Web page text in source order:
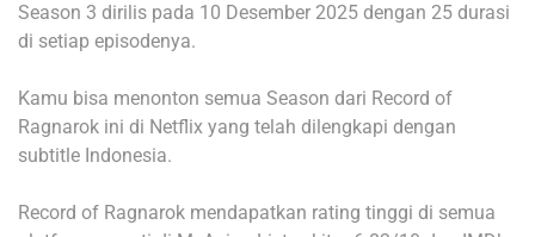
Season 3 dirilis pada 10 Desember 2025 dengan 25 durasi
di setiap episodenya.
Kamu bisa menonton semua Season dari Record of
Ragnarok ini di Netflix yang telah dilengkapi dengan
subtitle Indonesia.
Record of Ragnarok mendapatkan rating tinggi di semua